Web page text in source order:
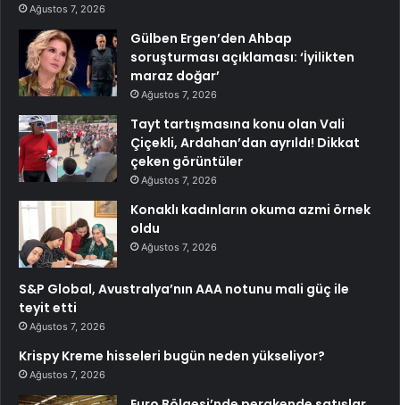
Ağustos 7, 2026
Gülben Ergen’den Ahbap
soruşturması açıklaması: ‘İyilikten
maraz doğar’
Ağustos 7, 2026
Tayt tartışmasına konu olan Vali
Çiçekli, Ardahan’dan ayrıldı! Dikkat
çeken görüntüler
Ağustos 7, 2026
Konaklı kadınların okuma azmi örnek
oldu
Ağustos 7, 2026
S&P Global, Avustralya’nın AAA notunu mali güç ile
teyit etti
Ağustos 7, 2026
Krispy Kreme hisseleri bugün neden yükseliyor?
Ağustos 7, 2026